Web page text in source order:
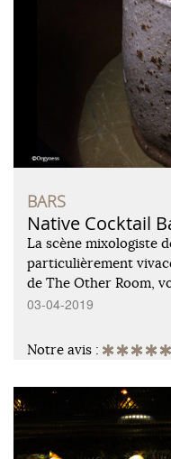
BARS
Native Cocktail
La scène mixologiste
particulièrement
de The Other Room,
03-04-2019
Notre avis :